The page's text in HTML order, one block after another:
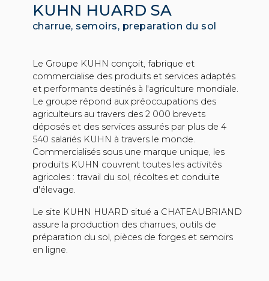
KUHN HUARD SA
charrue, semoirs, preparation du sol
Le Groupe KUHN conçoit, fabrique et
commercialise des produits et services adaptés
et performants destinés à l'agriculture mondiale.
Le groupe répond aux préoccupations des
agriculteurs au travers des 2 000 brevets
déposés et des services assurés par plus de 4
540 salariés KUHN à travers le monde.
Commercialisés sous une marque unique, les
produits KUHN couvrent toutes les activités
agricoles : travail du sol, récoltes et conduite
d'élevage.
Le site KUHN HUARD situé a CHATEAUBRIAND
assure la production des charrues, outils de
préparation du sol, pièces de forges et semoirs
en ligne.